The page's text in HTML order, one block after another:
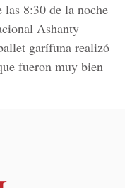
las 8:30 de la noche
Ashanty
garífuna realizó
fueron muy bien